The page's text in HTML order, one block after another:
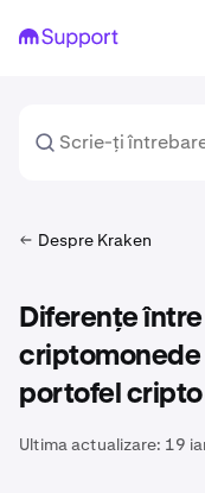
Despre Kraken
Diferențe
criptomonede
portofel cripto
Ultima actualizare: 19